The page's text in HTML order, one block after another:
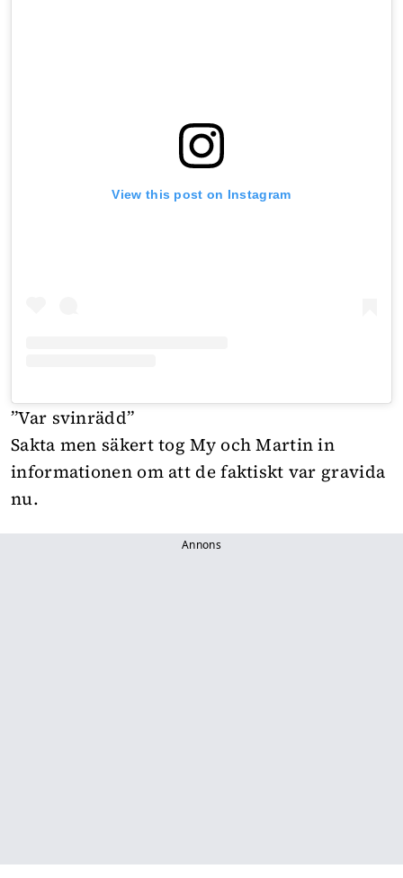
View this post on Instagram
”Var svinrädd”
Sakta men säkert tog My och Martin in
informationen om att de faktiskt var gravida
nu.
Annons